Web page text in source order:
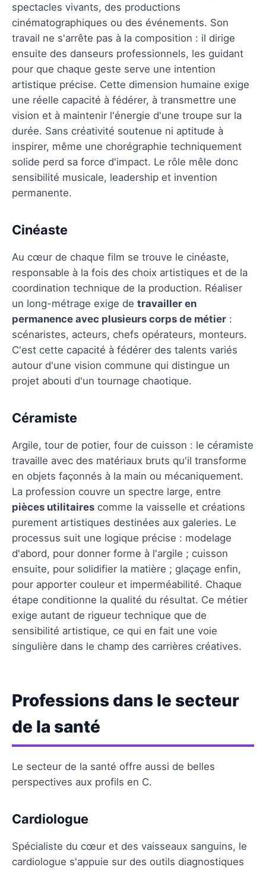
spectacles vivants, des productions
cinématographiques ou des événements. Son
travail ne s'arrête pas à la composition : il dirige
ensuite des danseurs professionnels, les guidant
pour que chaque geste serve une intention
artistique précise. Cette dimension humaine exige
une réelle capacité à fédérer, à transmettre une
vision et à maintenir l'énergie d'une troupe sur la
durée. Sans créativité soutenue ni aptitude à
inspirer, même une chorégraphie techniquement
solide perd sa force d'impact. Le rôle mêle donc
sensibilité musicale, leadership et invention
permanente.
Cinéaste
Au cœur de chaque film se trouve le cinéaste,
responsable à la fois des choix artistiques et de la
coordination technique de la production. Réaliser
un long-métrage exige de travailler en
permanence avec plusieurs corps de métier :
scénaristes, acteurs, chefs opérateurs, monteurs.
C'est cette capacité à fédérer des talents variés
autour d'une vision commune qui distingue un
projet abouti d'un tournage chaotique.
Céramiste
Argile, tour de potier, four de cuisson : le céramiste
travaille avec des matériaux bruts qu'il transforme
en objets façonnés à la main ou mécaniquement.
La profession couvre un spectre large, entre
pièces utilitaires comme la vaisselle et créations
purement artistiques destinées aux galeries. Le
processus suit une logique précise : modelage
d'abord, pour donner forme à l'argile ; cuisson
ensuite, pour solidifier la matière ; glaçage enfin,
pour apporter couleur et imperméabilité. Chaque
étape conditionne la qualité du résultat. Ce métier
exige autant de rigueur technique que de
sensibilité artistique, ce qui en fait une voie
singulière dans le champ des carrières créatives.
Professions dans le secteur
de la santé
Le secteur de la santé offre aussi de belles
perspectives aux profils en C.
Cardiologue
Spécialiste du cœur et des vaisseaux sanguins, le
cardiologue s'appuie sur des outils diagnostiques